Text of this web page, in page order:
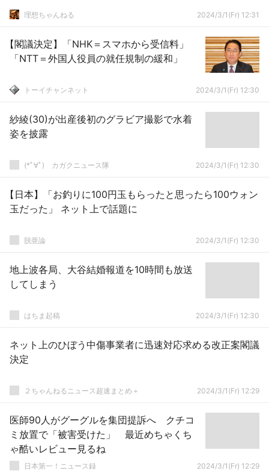
理想ちゃんねる 2024/3/1(Fr) 12:31
【閣議決定】「NHK＝スマホから受信料」
「NTT＝外国人役員の就任規制の緩和」
トーイチャンネット 2024/3/1(Fr) 12:30
紗綾(30)が出産後初のグラビア撮影で水着
姿を披露
(*ﾟ∀ﾟ)ゞカガクニュース隊 2024/3/1(Fr) 12:30
【日本】「お釣りに100円玉もらったと思ったら100ウォン
玉だった」 ネット上で話題に
脱亜論 2024/3/1(Fr) 12:30
地上波各局、大谷結婚報道を10時間も放送
してしまう
はちま起稿 2024/3/1(Fr) 12:30
ネット上のひぼう中傷事業者に迅速対応求める改正案閣議
決定
２ちゃんねるニュース超速まとめ＋ 2024/3/1(Fr) 12:29
医師90人がグーグルを集団提訴へ クチコ
ミ放置で「被害受けた」 最近めちゃくち
ゃ酷いレビュー見るね
日本第一！ニュース録 2024/3/1(Fr) 12:29